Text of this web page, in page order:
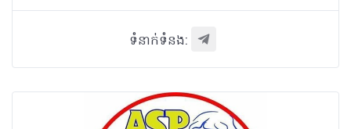
ទំនាក់ទំនង: